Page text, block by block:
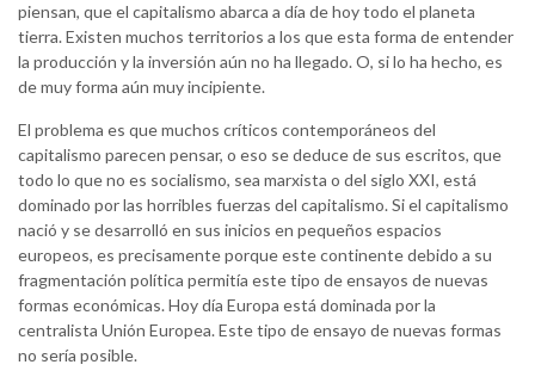
piensan, que el capitalismo abarca a día de hoy todo el planeta
tierra. Existen muchos territorios a los que esta forma de entender
la producción y la inversión aún no ha llegado. O, si lo ha hecho, es
de muy forma aún muy incipiente.
El problema es que muchos críticos contemporáneos del
capitalismo parecen pensar, o eso se deduce de sus escritos, que
todo lo que no es socialismo, sea marxista o del siglo XXI, está
dominado por las horribles fuerzas del capitalismo. Si el capitalismo
nació y se desarrolló en sus inicios en pequeños espacios
europeos, es precisamente porque este continente debido a su
fragmentación política permitía este tipo de ensayos de nuevas
formas económicas. Hoy día Europa está dominada por la
centralista Unión Europea. Este tipo de ensayo de nuevas formas
no sería posible.